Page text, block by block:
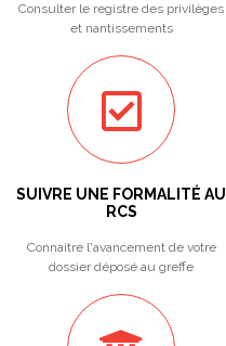
Consulter le registre des privilèges
et nantissements
SUIVRE UNE FORMALITÉ AU
RCS
Connaitre l'avancement de votre
dossier déposé au greffe